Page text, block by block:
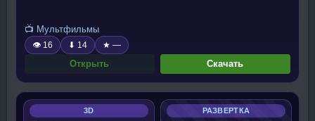
📺 Мультфильмы
👁 16 ⬇ 14 ★ —
Открыть Скачать
3D РАЗВЕРТКА